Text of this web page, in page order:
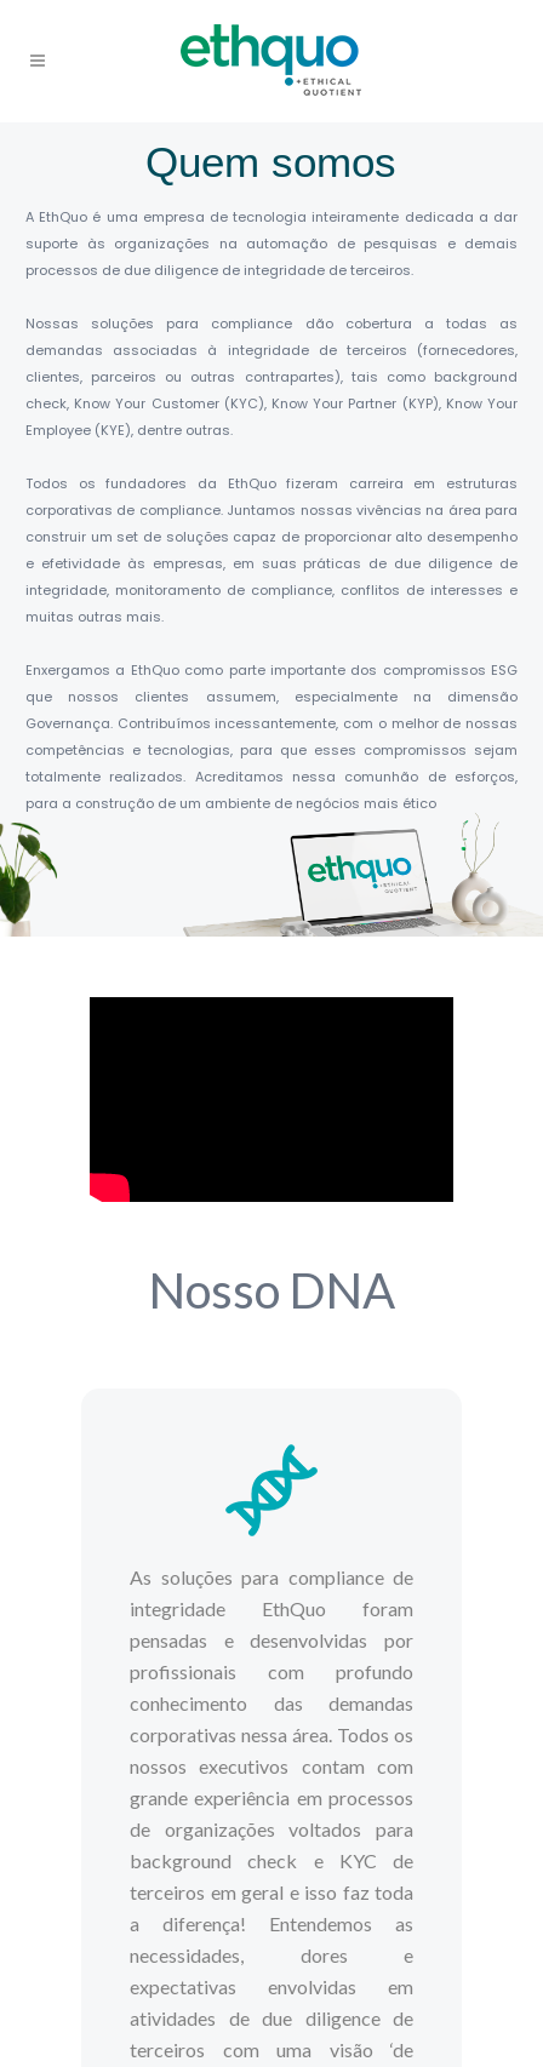
Quem somos
A EthQuo é uma empresa de tecnologia inteiramente dedicada a dar
suporte às organizações na automação de pesquisas e demais
processos de due diligence de integridade de terceiros.
Nossas soluções para compliance dão cobertura a todas as
demandas associadas à integridade de terceiros (fornecedores,
clientes, parceiros ou outras contrapartes), tais como background
check, Know Your Customer (KYC), Know Your Partner (KYP), Know Your
Employee (KYE), dentre outras.
Todos os fundadores da EthQuo fizeram carreira em estruturas
corporativas de compliance. Juntamos nossas vivências na área para
construir um set de soluções capaz de proporcionar alto desempenho
e efetividade às empresas, em suas práticas de due diligence de
integridade, monitoramento de compliance, conflitos de interesses e
muitas outras mais.
Enxergamos a EthQuocomo parte importante dos compromissos ESG
que nossos clientes assumem, especialmente na dimensão
Governança. Contribuímos incessantemente, com o melhor de nossas
competências e tecnologias, para que esses compromissos sejam
totalmente realizados. Acreditamos nessa comunhão de esforços,
para a construção de um ambiente de negócios mais ético
Nosso DNA
As soluções para compliance de
integridade EthQuo foram
pensadas e desenvolvidas por
profissionais com profundo
conhecimento das demandas
corporativas nessa área. Todos os
nossos executivos contam com
grande experiência em processos
de organizações voltados para
background check e KYC de
terceiros em geral e isso faz toda
a diferença! Entendemos as
necessidades, dores e
expectativas envolvidas em
atividades de due diligence de
terceiros com uma visão ‘de